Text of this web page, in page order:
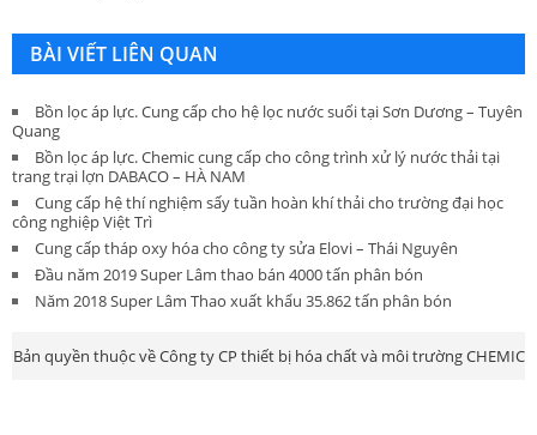
BÀI VIẾT LIÊN QUAN
Bồn lọc áp lực. Cung cấp cho hệ lọc nước suối tại Sơn Dương – Tuyên
Quang
Bồn lọc áp lực. Chemic cung cấp cho công trình xử lý nước thải tại
trang trại lợn DABACO – HÀ NAM
Cung cấp hệ thí nghiệm sấy tuần hoàn khí thải cho trường đại học
công nghiệp Việt Trì
Cung cấp tháp oxy hóa cho công ty sửa Elovi – Thái Nguyên
Đầu năm 2019 Super Lâm thao bán 4000 tấn phân bón
Năm 2018 Super Lâm Thao xuất khẩu 35.862 tấn phân bón
Bản quyền thuộc về Công ty CP thiết bị hóa chất và môi trường CHEMIC